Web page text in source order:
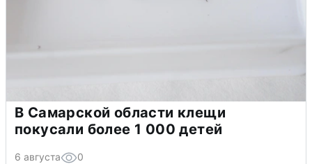
В Самарской области клещи
покусали более 1 000 детей
6 августа 0